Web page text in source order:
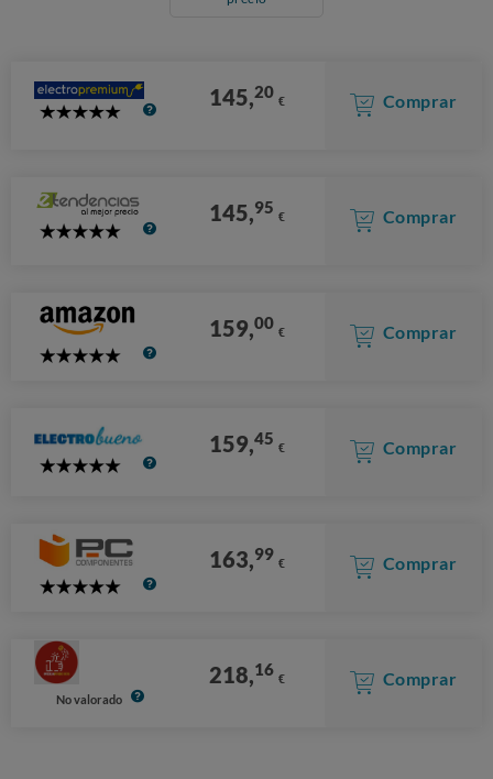
5
145,20 € Comprar
5
145,95 € Comprar
5
159,00 € Comprar
5
159,45 € Comprar
5
163,99 € Comprar
No valorado
218,16 € Comprar